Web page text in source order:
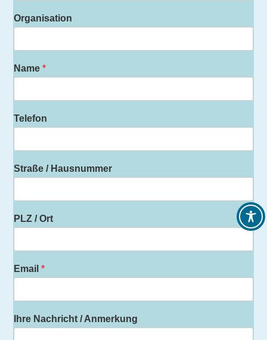
Organisation
Name*
Telefon
Straße / Hausnummer
PLZ / Ort
Email*
Ihre Nachricht / Anmerkung